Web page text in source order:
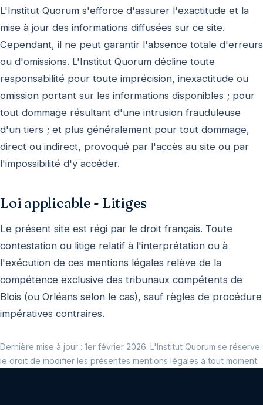
L'Institut Quorum s'efforce d'assurer l'exactitude et la
mise à jour des informations diffusées sur ce site.
Cependant, il ne peut garantir l'absence totale d'erreurs
ou d'omissions. L'Institut Quorum décline toute
responsabilité pour toute imprécision, inexactitude ou
omission portant sur les informations disponibles ; pour
tout dommage résultant d'une intrusion frauduleuse
d'un tiers ; et plus généralement pour tout dommage,
direct ou indirect, provoqué par l'accès au site ou par
l'impossibilité d'y accéder.
Loi applicable - Litiges
Le présent site est régi par le droit français. Toute
contestation ou litige relatif à l'interprétation ou à
l'exécution de ces mentions légales relève de la
compétence exclusive des tribunaux compétents de
Blois (ou Orléans selon le cas), sauf règles de procédure
impératives contraires.
Dernière mise à jour : 1er février 2026. L'Institut Quorum se réserve
le droit de modifier les présentes mentions légales à tout moment.